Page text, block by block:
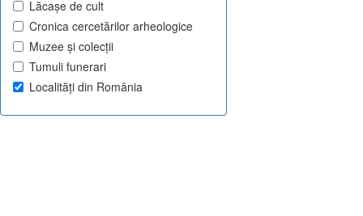
Lăcașe de cult
Cronica cercetărilor arheologice
Muzee și colecții
Tumuli funerari
Localități din România